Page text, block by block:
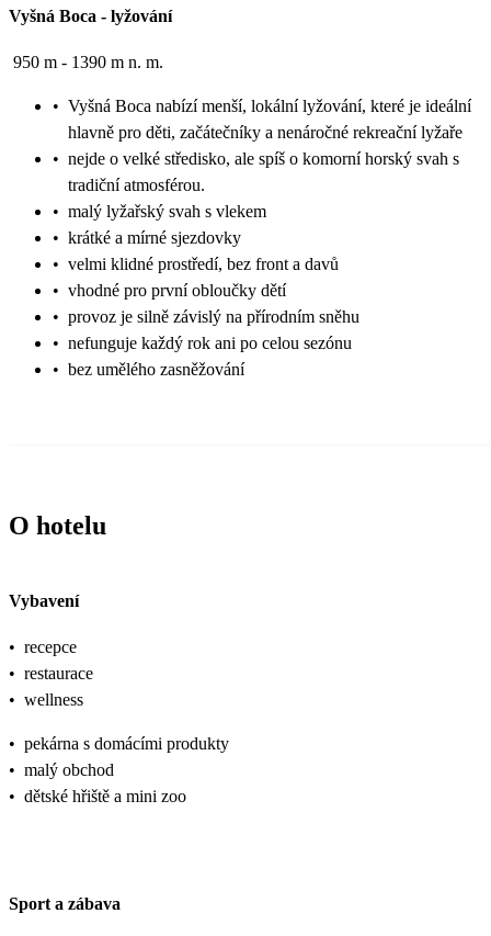
Vyšná Boca - lyžování
950 m - 1390 m n. m.
• Vyšná Boca nabízí menší, lokální lyžování, které je ideální
hlavně pro děti, začátečníky a nenáročné rekreační lyžaře
• nejde o velké středisko, ale spíš o komorní horský svah s
tradiční atmosférou.
• malý lyžařský svah s vlekem
• krátké a mírné sjezdovky
• velmi klidné prostředí, bez front a davů
• vhodné pro první obloučky dětí
• provoz je silně závislý na přírodním sněhu
• nefunguje každý rok ani po celou sezónu
• bez umělého zasněžování
O hotelu
Vybavení
• recepce
• restaurace
• wellness
• pekárna s domácími produkty
• malý obchod
• dětské hřiště a mini zoo
Sport a zábava